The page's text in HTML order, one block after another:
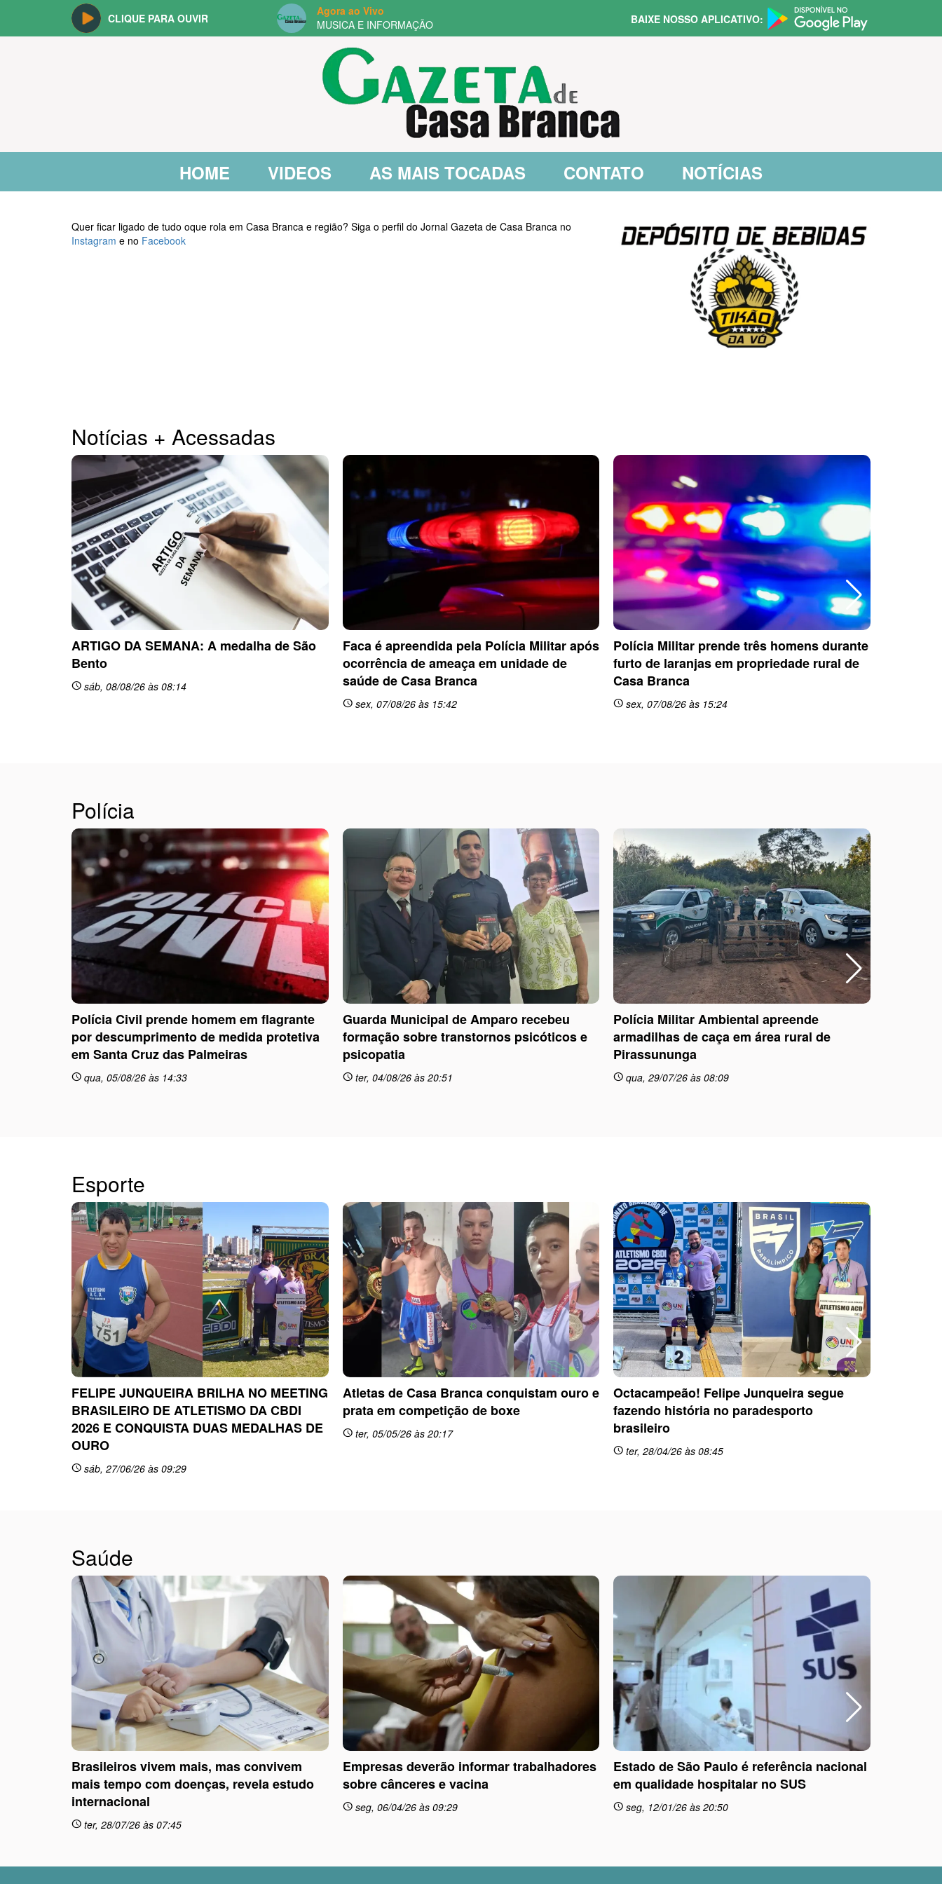
CLIQUE PARA OUVIR
Agora ao Vivo
MUSICA E INFORMAÇÃO
BAIXE NOSSO APLICATIVO:
HOME VIDEOS AS MAIS TOCADAS CONTATO NOTÍCIAS
Quer ficar ligado de tudo oque rola em Casa Branca e região? Siga o perfil do Jornal Gazeta de Casa Branca no
Instagram e no Facebook
Notícias + Acessadas
ARTIGO DA SEMANA: A medalha de São
Bento
schedule sáb, 08/08/26 às 08:14
Faca é apreendida pela Polícia Militar após
ocorrência de ameaça em unidade de
saúde de Casa Branca
schedulesex, 07/08/26 às 15:42
Polícia Militar prende três homens durante
furto de laranjas em propriedade rural de
Casa Branca
schedule sex, 07/08/26 às 15:24
Polícia
Polícia Civil prende homem em flagrante
por descumprimento de medida protetiva
em Santa Cruz das Palmeiras
schedule qua, 05/08/26 às 14:33
Guarda Municipal de Amparo recebeu
formação sobre transtornos psicóticos e
psicopatia
scheduleter, 04/08/26 às 20:51
Polícia Militar Ambiental apreende
armadilhas de caça em área rural de
Pirassununga
schedule qua, 29/07/26 às 08:09
Esporte
FELIPE JUNQUEIRA BRILHA NO MEETING
BRASILEIRO DE ATLETISMO DA CBDI
2026 E CONQUISTA DUAS MEDALHAS DE
OURO
schedule sáb, 27/06/26 às 09:29
Atletas de Casa Branca conquistam ouro e
prata em competição de boxe
scheduleter, 05/05/26 às 20:17
Octacampeão! Felipe Junqueira segue
fazendo história no paradesporto
brasileiro
schedule ter, 28/04/26 às 08:45
Saúde
Brasileiros vivem mais, mas convivem
mais tempo com doenças, revela estudo
internacional
schedule ter, 28/07/26 às 07:45
Empresas deverão informar trabalhadores
sobre cânceres e vacina
scheduleseg, 06/04/26 às 09:29
Estado de São Paulo é referência nacional
em qualidade hospitalar no SUS
schedule seg, 12/01/26 às 20:50